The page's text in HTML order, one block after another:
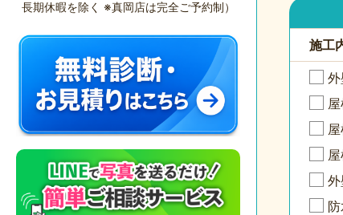
長期休暇を除く ※真岡店は完全ご予約制）
施工